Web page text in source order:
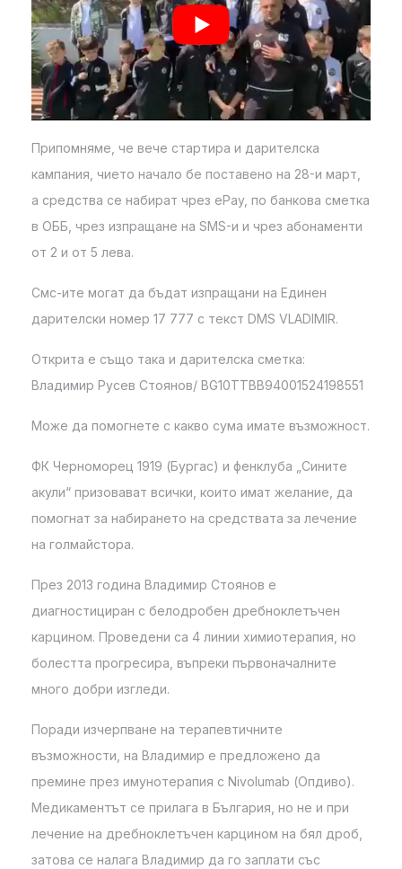
Припомняме, че вече стартира и дарителска
кампания, чието начало бе поставено на 28-и март,
а средства се набират чрез еPay, по банкова сметка
в ОББ, чрез изпращане на SMS-и и чрез абонаменти
от 2 и от 5 лева.
Смс-ите могат да бъдат изпращани на Единен
дарителски номер 17 777 с текст DMS VLADIMIR.
Открита е също така и дарителска сметка:
Владимир Русев Стоянов/ BG10TTBB94001524198551
Може да помогнете с какво сума имате възможност.
ФК Черноморец 1919 (Бургас) и фенклуба „Сините
акули“ призовават всички, които имат желание, да
помогнат за набирането на средствата за лечение
на голмайстора.
През 2013 година Владимир Стоянов е
диагностициран с белодробен дребноклетъчен
карцином. Проведени са 4 линии химиотерапия, но
болестта прогресира, въпреки първоначалните
много добри изгледи.
Поради изчерпване на терапевтичните
възможности, на Владимир е предложено да
премине през имунотерапия с Nivolumab (Опдиво).
Медикаментът се прилага в България, но не и при
лечение на дребноклетъчен карцином на бял дроб,
затова се налага Владимир да го заплати със